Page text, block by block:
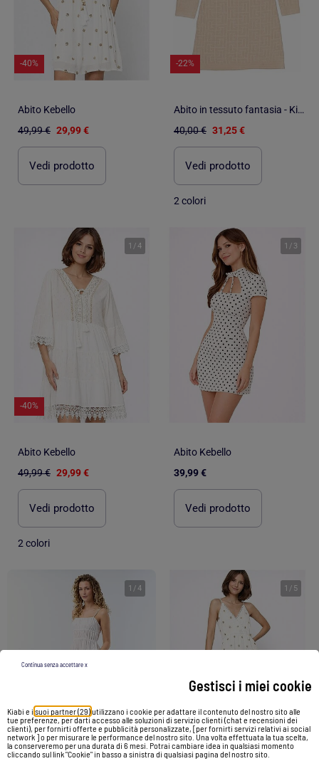
Gestisci i miei cookie
Kiabi e i suoi partner (29)utilizzano i cookie per adattare il contenuto del nostro sito alle
tue preferenze, per darti accesso alle soluzioni di servizio clienti (chat e recensioni dei
clienti), per fornirti offerte e pubblicità personalizzate, [per fornirti servizi relativi ai social
network ] o per misurare le performance del nostro sito. Una volta effettuata la tua scelta,
la conserveremo per una durata di 6 mesi. Potrai cambiare idea in qualsiasi momento
cliccando sul link "Cookie" in basso a sinistra di qualsiasi pagina del nostro sito.
Continua senza accettare x
-40%
Abito Kebello
49,99 € 29,99 €
Vedi prodotto
-22%
Abito in tessuto fantasia - Kids Star
40,00 € 31,25 €
Vedi prodotto
2 colori
1 /4
-40%
Abito Kebello
49,99 € 29,99 €
Vedi prodotto
2 colori
1 / 3
Abito Kebello
39,99 €
Vedi prodotto
1 /4 1 / 5
-33%